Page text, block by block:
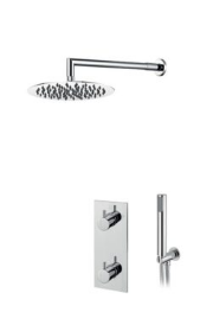
446,30 €